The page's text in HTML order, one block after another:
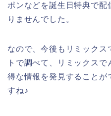
ポンなどを誕生日特典で配
りませんでした。
なので、今後もリミックス
トで調べて、リミックス
得な情報を発見することが
すね♪